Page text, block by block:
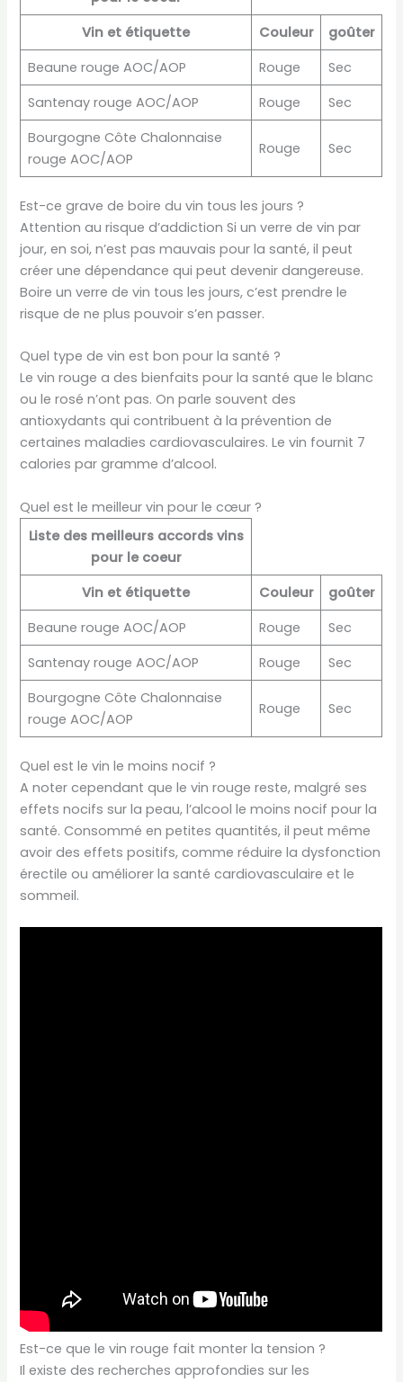
Vin et étiquette
Couleur
goûter
Beaune rouge AOC/AOP
Rouge
Sec
Santenay rouge AOC/AOP
Rouge
Sec
Bourgogne Côte Chalonnaise
rouge AOC/AOP
Rouge Sec
Est-ce grave de boire du vin tous les jours ?
Attention au risque d’addiction Si un verre de vin par
jour, en soi, n’est pas mauvais pour la santé, il peut
créer une dépendance qui peut devenir dangereuse.
Boire un verre de vin tous les jours, c’est prendre le
risque de ne plus pouvoir s’en passer.
Quel type de vin est bon pour la santé ?
Le vin rouge a des bienfaits pour la santé que le blanc
ou le rosé n’ont pas. On parle souvent des
antioxydants qui contribuent à la prévention de
certaines maladies cardiovasculaires. Le vin fournit 7
calories par gramme d’alcool.
Quel est le meilleur vin pour le cœur ?
Liste des meilleurs accords vins
pour le coeur
Vin et étiquette
Couleur
goûter
Beaune rouge AOC/AOP
Rouge
Sec
Santenay rouge AOC/AOP
Rouge
Sec
Bourgogne Côte Chalonnaise
rouge AOC/AOP
Rouge Sec
Quel est le vin le moins nocif ?
A noter cependant que le vin rouge reste, malgré ses
effets nocifs sur la peau, l’alcool le moins nocif pour la
santé. Consommé en petites quantités, il peut même
avoir des effets positifs, comme réduire la dysfonction
érectile ou améliorer la santé cardiovasculaire et le
sommeil.
Est-ce que le vin rouge fait monter la tension ?
Il existe des recherches approfondies sur les